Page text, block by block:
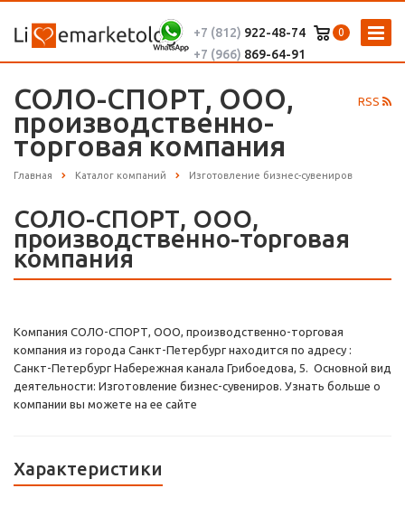
0
+7 (812) 922-48-74
+7 (966) 869-64-91
RSS
СОЛО-СПОРТ, ООО,
производственно-
торговая компания
Главная Каталог компаний Изготовление бизнес-сувениров
СОЛО-СПОРТ, ООО,
производственно-торговая
компания
Компания СОЛО-СПОРТ, ООО, производственно-торговая
компания из города Санкт-Петербург находится по адресу :
Санкт-Петербург Набережная канала Грибоедова, 5. Основной вид
деятельности: Изготовление бизнес-сувениров. Узнать больше о
компании вы можете на ее сайте
Характеристики